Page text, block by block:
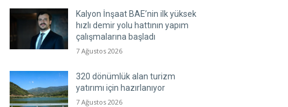
Kalyon İnşaat BAE’nin ilk yüksek
hızlı demir yolu hattının yapım
çalışmalarına başladı
7 Ağustos 2026
320 dönümlük alan turizm
yatırımı için hazırlanıyor
7 Ağustos 2026